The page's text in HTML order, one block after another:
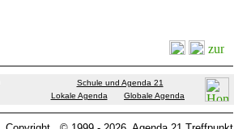
Schule und Agenda 21
Lokale Agenda
Globale Agenda